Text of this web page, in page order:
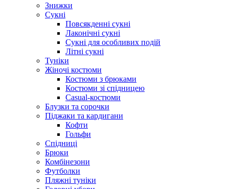
Знижки
Сукні
Повсякденні сукні
Лаконічні сукні
Сукні для особливих подій
Літні сукні
Туніки
Жіночі костюми
Костюми з брюками
Костюми зі спідницею
Casual-костюми
Блузки та сорочки
Піджаки та кардигани
Кофти
Гольфи
Спідниці
Брюки
Комбінезони
Футболки
Пляжні туніки